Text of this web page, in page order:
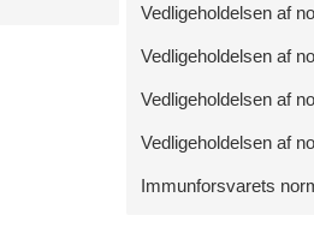
Vedligeholdelsen af
Vedligeholdelsen af
Vedligeholdelsen af
Vedligeholdelsen af
Immunforsvarets